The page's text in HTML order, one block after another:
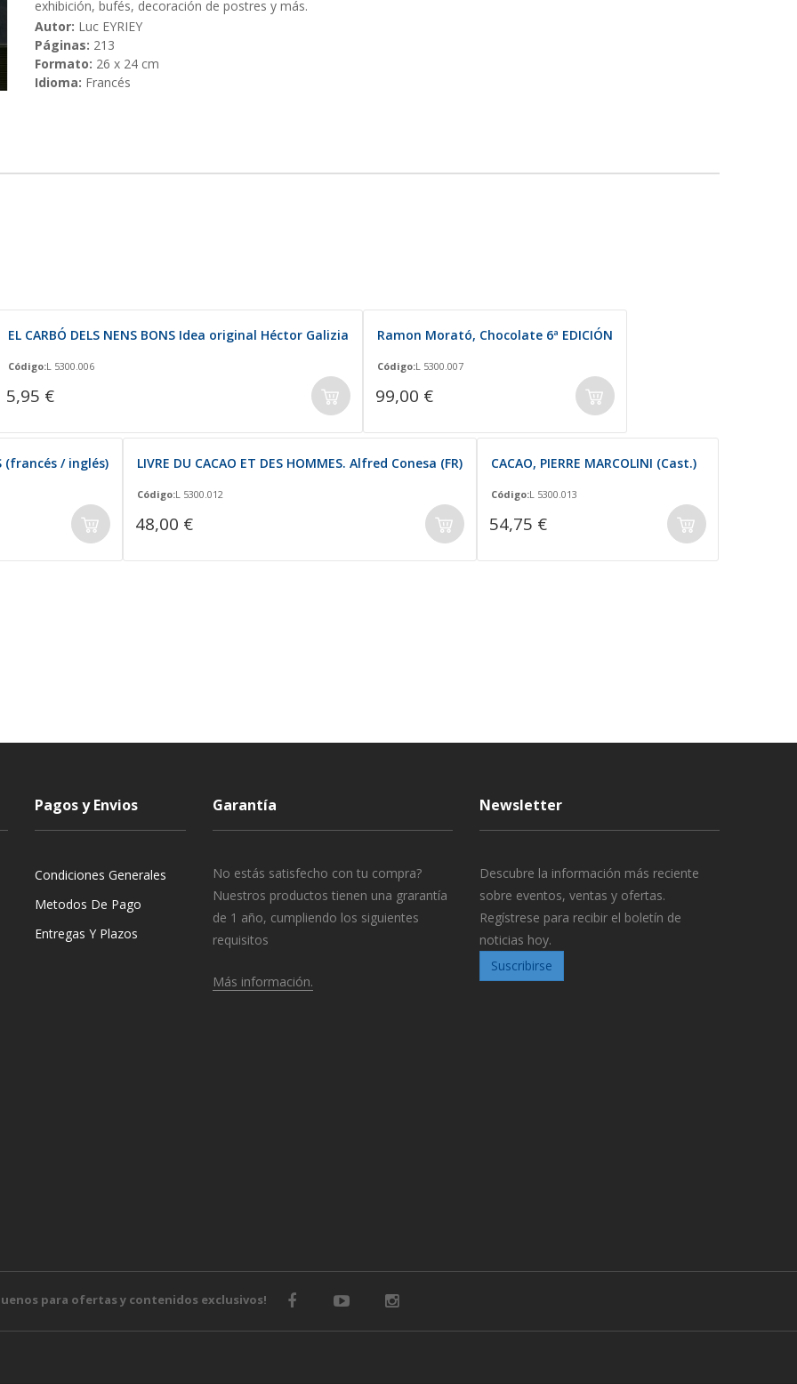
exhibición, bufés, decoración de postres y más.
Autor: Luc EYRIEY
Páginas: 213
Formato: 26 x 24 cm
Idioma: Francés
EL CARBÓ DELS NENS BONS Idea original Héctor Galizia
Código:L 5300.006
5,95 €
Ramon Morató, Chocolate 6ª EDICIÓN
Código:L 5300.007
99,00 €
(francés / inglés) LIVRE DU CACAO ET DES HOMMES. Alfred Conesa (FR)
Código:L 5300.012
48,00 €
CACAO, PIERRE MARCOLINI (Cast.)
Código:L 5300.013
54,75 €
Pagos y Envios
Condiciones Generales
Metodos De Pago
Entregas Y Plazos
Garantía
No estás satisfecho con tu compra?
Nuestros productos tienen una grarantía
de 1 año, cumpliendo los siguientes
requisitos
Más información.
Newsletter
Descubre la información más reciente
sobre eventos, ventas y ofertas.
Regístrese para recibir el boletín de
noticias hoy.
Suscribirse
para ofertas y contenidos exclusivos!